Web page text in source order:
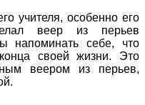
учителя, особенно его
веер из перьев
напоминать себе, что
своей жизни. Это
веером из перьев,